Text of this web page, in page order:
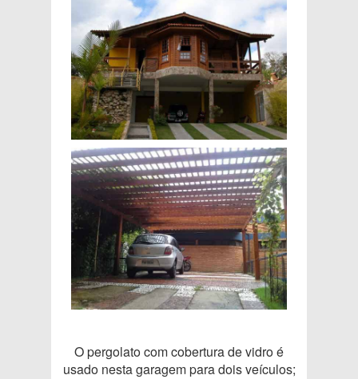
O pergolato com cobertura de vidro é
usado nesta garagem para dois veículos;